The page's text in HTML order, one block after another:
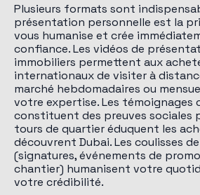
Plusieurs formats sont
présentation personnelle est la
vous humanise et crée
confiance. Les vidéos de
immobiliers permettent aux
internationaux de visiter à
marché hebdomadaires ou
votre expertise. Les témoignages
constituent des preuves sociales
tours de quartier éduquent les
découvrent Dubai. Les coulisses
(signatures, événements de
chantier) humanisent votre
votre crédibilité.